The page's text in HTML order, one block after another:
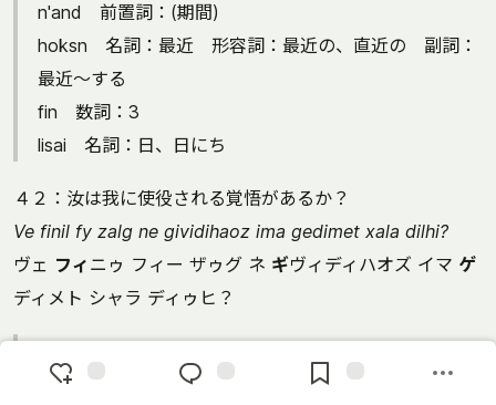
n'and 前置詞：(期間)
hoksn 名詞：最近 形容詞：最近の、直近の 副詞：
最近～する
fin 数詞：3
lisai 名詞：日、日にち
４２：汝は我に使役される覚悟があるか？
Ve finil fy zalg ne gividihaoz ima gedimet xala dilhi?
ヴェ フィ ニゥ フィー ザゥグ ネ ギヴィディハオズ イマ ゲ
ディメト シャラ ディゥヒ？
gedim i型動詞：使役する、こき使う